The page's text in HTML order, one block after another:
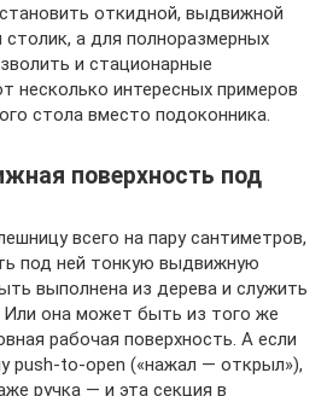
откидной, выдвижной
а для полноразмерных
и стационарные
несколько интересных примеров
стола вместо подоконника.
поверхность под
всего на пару сантиметров,
под ней тонкую выдвижную
выполнена из дерева и служить
Или она может быть из того же
рабочая поверхность. А если
push-to-open («нажал — открыл»),
ручка — и эта секция в